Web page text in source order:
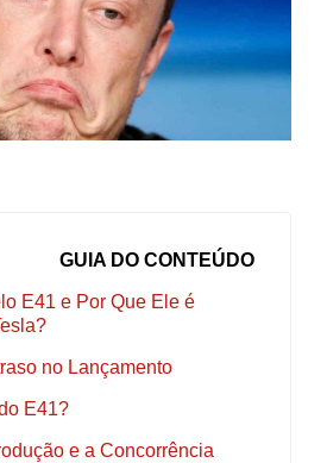
GUIA DO CONTEÚDO
E41 e Por Que Ele é
no Lançamento
E41?
e a Concorrência